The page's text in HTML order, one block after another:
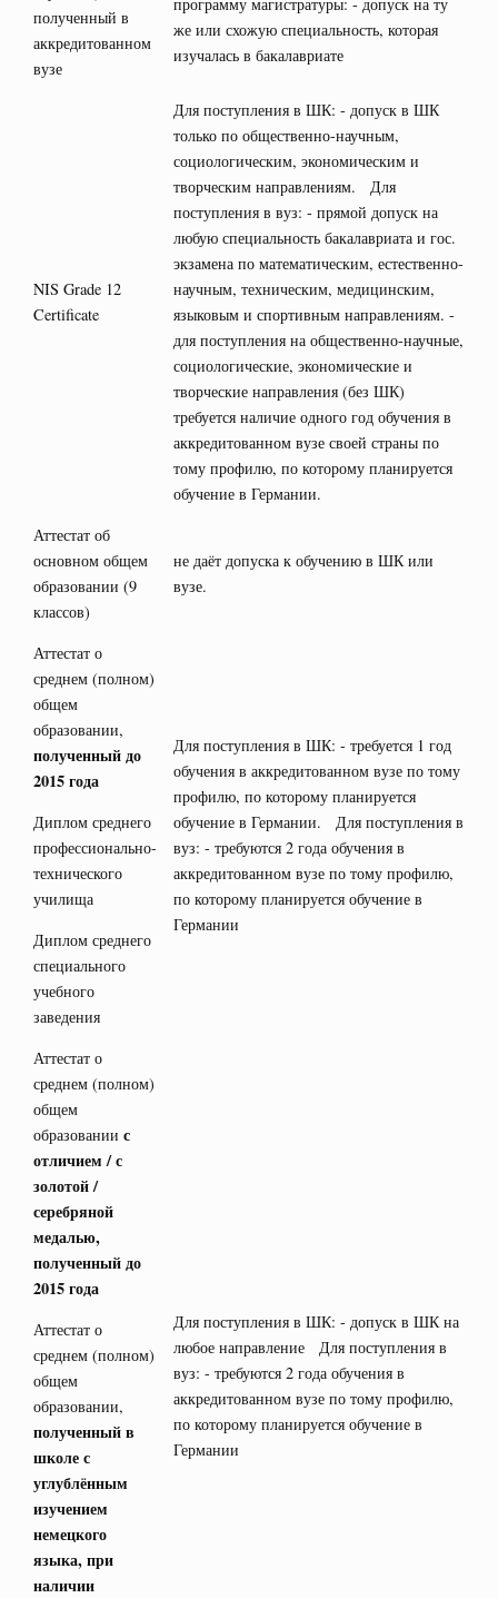
полученный в
аккредитованном
вузе
же или схожую специальность, которая
изучалась в бакалавриате
NIS Grade 12
Certificate
Для поступления в ШК: - допуск в ШК
только по общественно-научным,
социологическим, экономическим и
творческим направлениям. Для
поступления в вуз: - прямой допуск на
любую специальность бакалавриата и гос.
экзамена по математическим, естественно-
научным, техническим, медицинским,
языковым и спортивным направлениям. -
для поступления на общественно-научные,
социологические, экономические и
творческие направления (без ШК)
требуется наличие одного год обучения в
аккредитованном вузе своей страны по
тому профилю, по которому планируется
обучение в Германии.
Аттестат об
основном общем
образовании (9
классов)
не даёт допуска к обучению в ШК или
вузе.
Аттестат о
среднем (полном)
общем
образовании,
полученный до
2015 года
Для поступления в ШК: - требуется 1 год
обучения в аккредитованном вузе по тому
профилю, по которому планируется
обучение в Германии. Для поступления в
вуз: - требуются 2 года обучения в
аккредитованном вузе по тому профилю,
по которому планируется обучение в
Германии
Диплом среднего
профессионально-
технического
училища
Диплом среднего
специального
учебного
заведения
Аттестат о
среднем (полном)
общем
образовании с
отличием / с
золотой /
серебряной
медалью,
полученный до
2015 года
Для поступления в ШК: - допуск в ШК на
любое направление Для поступления в
вуз: - требуются 2 года обучения в
аккредитованном вузе по тому профилю,
по которому планируется обучение в
Германии
Аттестат о
среднем (полном)
общем
образовании,
полученный в
школе с
углублённым
изучением
немецкого
языка, при
наличии